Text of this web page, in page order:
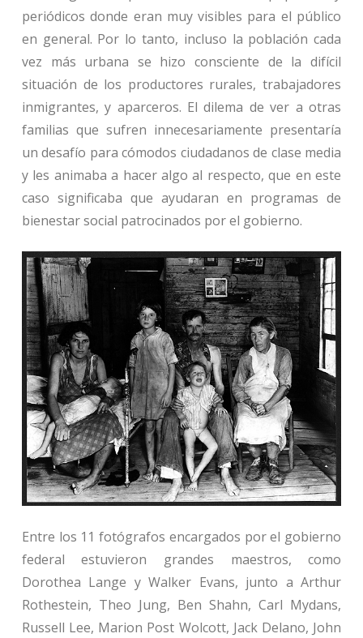
periódicos donde eran muy visibles para el público
en general. Por lo tanto, incluso la población cada
vez más urbana se hizo consciente de la difícil
situación de los productores rurales, trabajadores
inmigrantes, y aparceros. El dilema de ver a otras
familias que sufren innecesariamente presentaría
un desafío para cómodos ciudadanos de clase media
y les animaba a hacer algo al respecto, que en este
caso significaba que ayudaran en programas de
bienestar social patrocinados por el gobierno.
Entre los 11 fotógrafos encargados por el gobierno
federal estuvieron grandes maestros, como
Dorothea Lange y Walker Evans, junto a Arthur
Rothestein, Theo Jung, Ben Shahn, Carl Mydans,
Russell Lee, Marion Post Wolcott, Jack Delano, John